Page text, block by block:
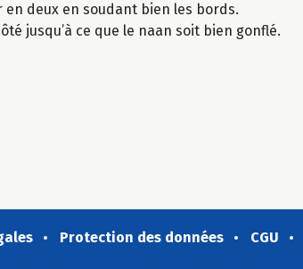
deux en soudant bien les bords.
jusqu’à ce que le naan soit bien gonflé.
Protection des données CGU